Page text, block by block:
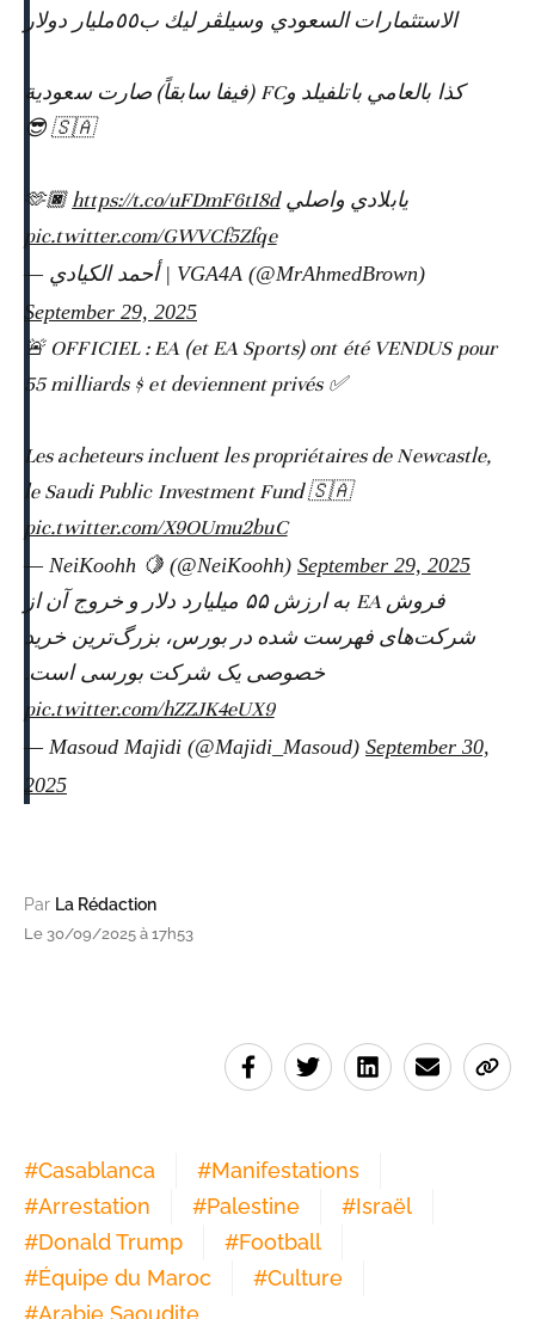
الاستثمارات السعودي وسيلڤر ليك ب٥٥مليار دولار
كذا بالعامي باتلفيلد وFC (فيفا سابقاً) صارت سعودية
🇸🇦 😎
يابلادي واصلي 🫶🏿https://t.co/uFDmF6tI8d
pic.twitter.com/GWVCf5Zfqe
— ‏أحمد الكيادي | VGA4A (@MrAhmedBrown)
September 29, 2025
🚨 OFFICIEL : EA (et EA Sports) ont été VENDUS pour
55 milliards $ et deviennent privés ✅
Les acheteurs incluent les propriétaires de Newcastle,
le Saudi Public Investment Fund 🇸🇦
pic.twitter.com/X9OUmu2buC
— NeiKoohh 🍋 (@NeiKoohh) September 29, 2025
فروش EA به ارزش ۵۵ میلیارد دلار و خروج آن از
شرکت‌های فهرست شده در بورس، بزرگ‌‌ترین خرید
خصوصی یک شرکت بورسی است.
pic.twitter.com/hZZJK4eUX9
— Masoud Majidi (@Majidi_Masoud) September 30,
2025
Par La Rédaction
Le 30/09/2025 à 17h53
#Casablanca #Manifestations
#Arrestation #Palestine #Israël
#Donald Trump #Football
#Équipe du Maroc #Culture